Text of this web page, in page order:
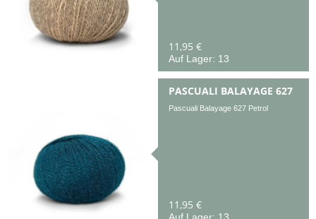
11,95 €
Auf Lager: 13
PASCUALI BALAYAGE 627
Pascuali Balayage 627 Petrol
11,95 €